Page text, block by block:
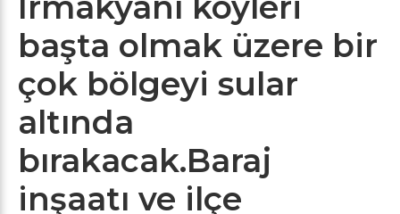
başta olmak üzere bir
çok bölgeyi sular
altında
bırakacak.Baraj
inşaatı ve ilçe